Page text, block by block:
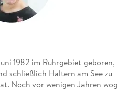
1982 im Ruhrgebiet geboren,
schließlich Haltern am See zu
Noch vor wenigen Jahren wog